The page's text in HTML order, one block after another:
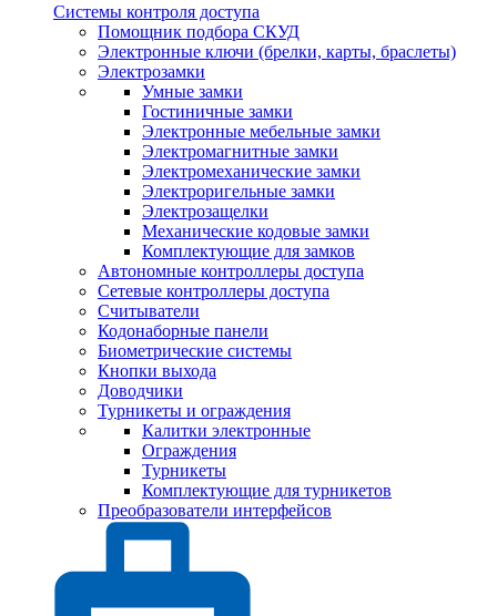
Системы контроля доступа
Помощник подбора СКУД
Электронные ключи (брелки, карты, браслеты)
Электрозамки
Умные замки
Гостиничные замки
Электронные мебельные замки
Электромагнитные замки
Электромеханические замки
Электроригельные замки
Электрозащелки
Механические кодовые замки
Комплектующие для замков
Автономные контроллеры доступа
Сетевые контроллеры доступа
Считыватели
Кодонаборные панели
Биометрические системы
Кнопки выхода
Доводчики
Турникеты и ограждения
Калитки электронные
Ограждения
Турникеты
Комплектующие для турникетов
Преобразователи интерфейсов